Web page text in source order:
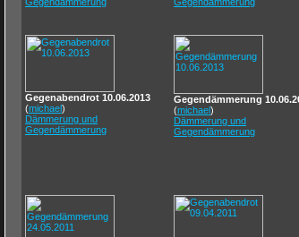
Gegenabendrot 10.06.2013
(michael)
Dämmerung und
Gegendämmerung
Gegendämmerung
(michael)
Dämmerung und
Gegendämmerung